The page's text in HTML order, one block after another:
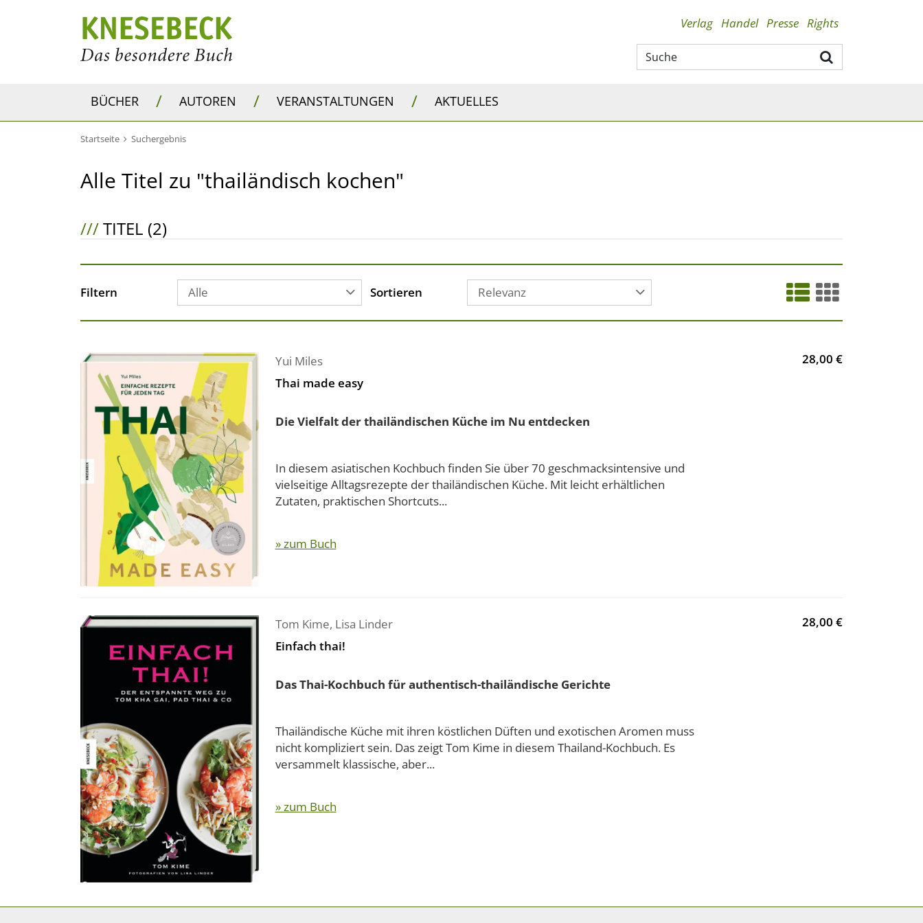
Verlag Handel Presse Rights
BÜCHER / AUTOREN / VERANSTALTUNGEN / AKTUELLES
Startseite Suchergebnis
Alle Titel zu "thailändisch kochen"
///TITEL (2)
Filtern Alle Sortieren Relevanz
Yui Miles
Thai made easy
Die Vielfalt der thailändischen Küche im Nu entdecken
In diesem asiatischen Kochbuch finden Sie über 70 geschmacksintensive und
vielseitige Alltagsrezepte der thailändischen Küche. Mit leicht erhältlichen
Zutaten, praktischen Shortcuts...
» zum Buch
28,00 €
Tom Kime, Lisa Linder
Einfach thai!
Das Thai-Kochbuch für authentisch-thailändische Gerichte
Thailändische Küche mit ihren köstlichen Düften und exotischen Aromen muss
nicht kompliziert sein. Das zeigt Tom Kime in diesem Thailand-Kochbuch. Es
versammelt klassische, aber...
» zum Buch
28,00 €